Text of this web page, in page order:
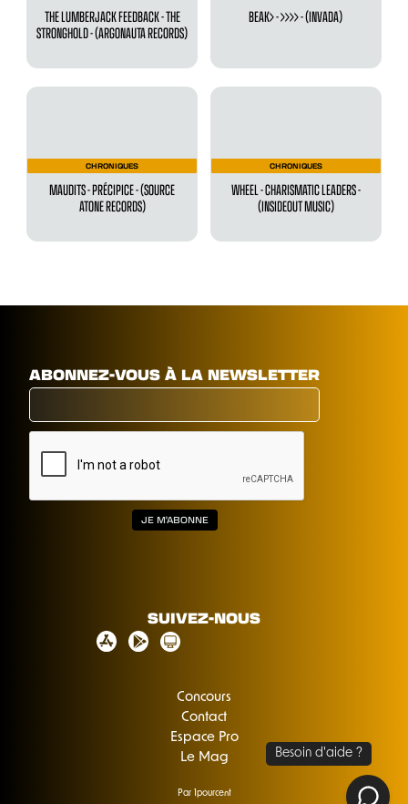
THE LUMBERJACK FEEDBACK - THE
STRONGHOLD - (ARGONAUTA RECORDS)
BEAK> - >>>> - (INVADA)
CHRONIQUES
MAUDITS - PRÉCIPICE - (SOURCE
ATONE RECORDS)
CHRONIQUES
WHEEL - CHARISMATIC LEADERS -
(INSIDEOUT MUSIC)
ABONNEZ-VOUS À LA NEWSLETTER
SUIVEZ-NOUS
Concours
Contact
Espace Pro
Le Mag
Par 1pourcent